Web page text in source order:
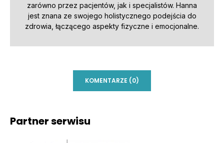
zarówno przez pacjentów, jak i specjalistów. Hanna
jest znana ze swojego holistycznego podejścia do
zdrowia, łączącego aspekty fizyczne i emocjonalne.
KOMENTARZE (0)
Partner serwisu